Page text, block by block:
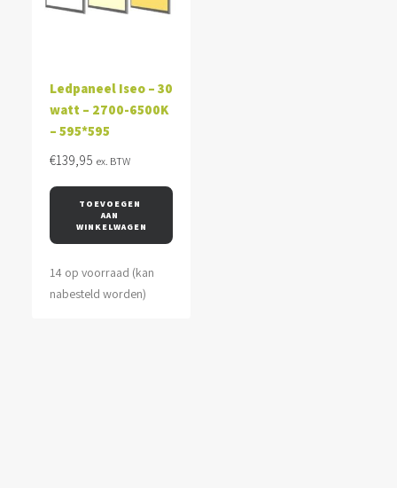
Ledpaneel Iseo – 30
watt – 2700-6500K
– 595*595
€139,95 ex. BTW
TOEVOEGEN
AAN
WINKELWAGEN
14 op voorraad (kan
nabesteld worden)